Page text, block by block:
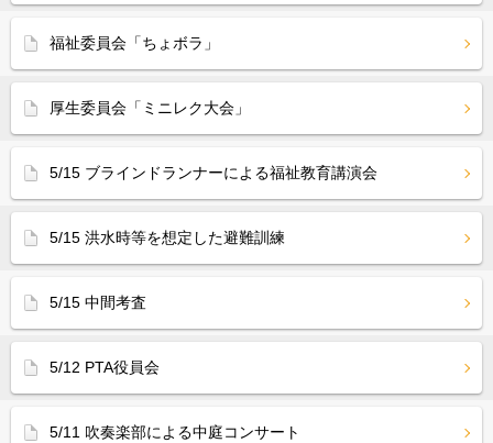
福祉委員会「ちょボラ」
厚生委員会「ミニレク大会」
5/15 ブラインドランナーによる福祉教育講演会
5/15 洪水時等を想定した避難訓練
5/15 中間考査
5/12 PTA役員会
5/11 吹奏楽部による中庭コンサート